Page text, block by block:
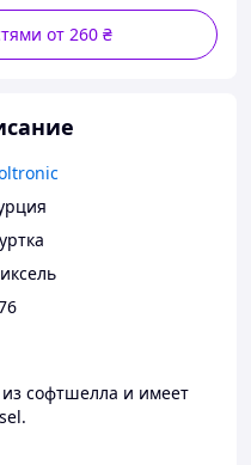
от 260 ₴
софтшелла и имеет